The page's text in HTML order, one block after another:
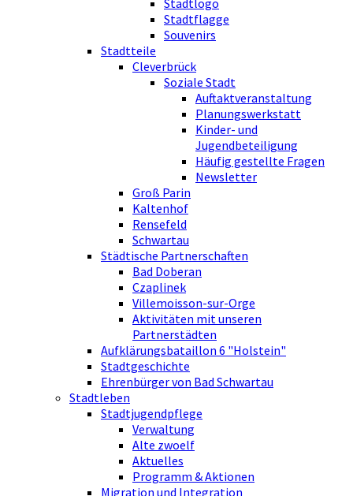
Stadtflagge
Souvenirs
Stadtteile
Cleverbrück
Soziale Stadt
Auftaktveranstaltung
Planungswerkstatt
Kinder- und
Jugendbeteiligung
Häufig gestellte Fragen
Newsletter
Groß Parin
Kaltenhof
Rensefeld
Schwartau
Städtische Partnerschaften
Bad Doberan
Czaplinek
Villemoisson-sur-Orge
Aktivitäten mit unseren
Partnerstädten
Aufklärungsbataillon 6 "Holstein"
Stadtgeschichte
Ehrenbürger von Bad Schwartau
Stadtleben
Stadtjugendpflege
Verwaltung
Alte zwoelf
Aktuelles
Programm & Aktionen
Migration und Integration